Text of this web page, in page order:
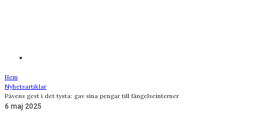
Hem
Nyhetsartiklar
Påvens gest i det tysta: gav sina pengar till fängelseinterner
6 maj 2025